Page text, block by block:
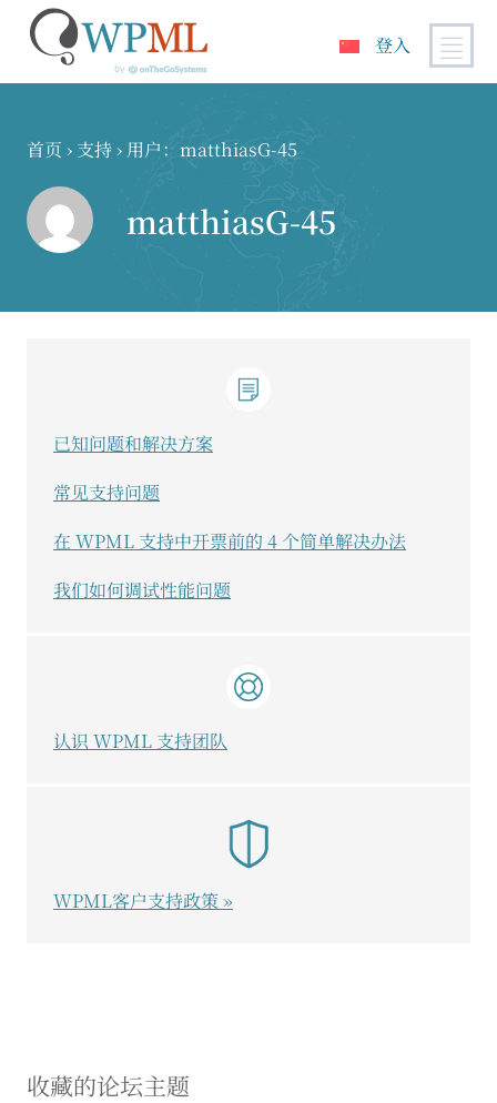
登入
首页 › 支持› 用户：matthiasG-45
matthiasG-45
收藏的论坛主题
已知问题和解决方案
常见支持问题
在 WPML 支持中开票前的 4 个简单解决办法
我们如何调试性能问题
认识 WPML 支持团队
WPML客户支持政策 »